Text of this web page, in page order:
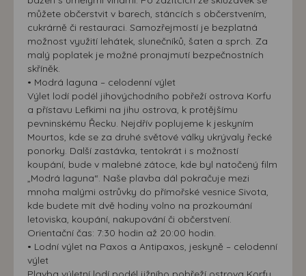
můžete občerstvit v barech, stáncích s občerstvením,
cukrárně či restauraci. Samozřejmostí je bezplatná
možnost využití lehátek, slunečníků, šaten a sprch. Za
malý poplatek je možné pronajmutí bezpečnostních
skříněk.
• Modrá laguna – celodenní výlet
Výlet lodí podél jihovýchodního pobřeží ostrova Korfu
a přístavu Lefkimi na jihu ostrova, k protějšímu
pevninskému Řecku. Nejdřív poplujeme k jeskyním
Mourtos, kde se za druhé světové války ukrývaly řecké
ponorky. Další zastávka, tentokrát i s možností
koupání, bude v malebné zátoce, kde byl natočený film
„Modrá laguna“. Naše plavba dál pokračuje mezi
mnoha malými ostrůvky do přímořské vesnice Sivota,
kde budete mít dvě hodiny volno na prozkoumání
letoviska, koupání, nakupování či občerstvení.
Orientační čas: 7:30 hodin až 20:00 hodin.
• Lodní výlet na Paxos a Antipaxos, jeskyně – celodenní
výlet